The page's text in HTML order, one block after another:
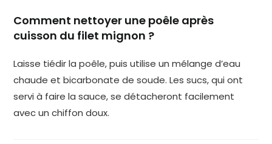
Comment nettoyer une poêle après
cuisson du filet mignon ?
Laisse tiédir la poêle, puis utilise un mélange d’eau
chaude et bicarbonate de soude. Les sucs, qui ont
servi à faire la sauce, se détacheront facilement
avec un chiffon doux.